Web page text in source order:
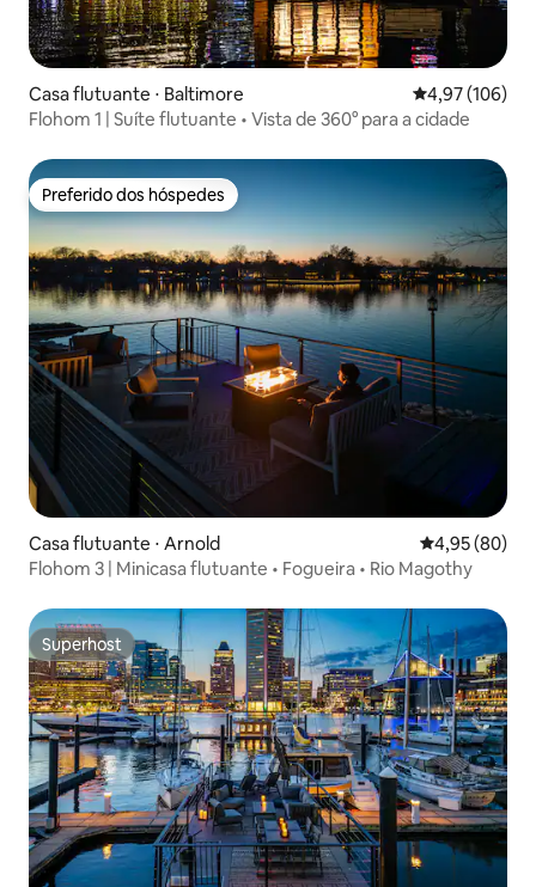
Casa flutuante ⋅ Baltimore 4,97 de uma
4,97 (106)
Flohom 1 | Suíte flutuante • Vista de 360° para a cidade
Preferido dos hóspedes
Preferido dos hóspedes
Casa flutuante ⋅ Arnold 4,95 de uma
4,95 (80)
Flohom 3 | Minicasa flutuante • Fogueira • Rio Magothy
Superhost
Superhost